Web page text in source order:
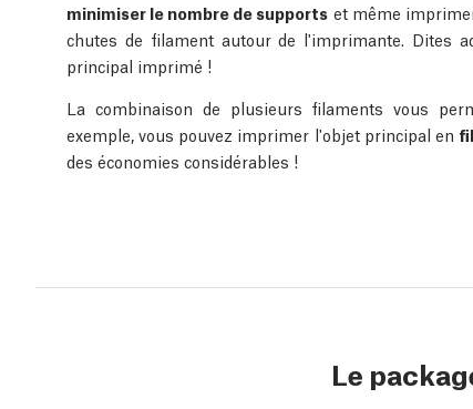
minimiser le nombre de supports et même
chutes de filament autour de l'imprimante. Dites
principal imprimé !
La combinaison de plusieurs filaments vous
exemple, vous pouvez imprimer l'objet principal en
des économies considérables !
Le